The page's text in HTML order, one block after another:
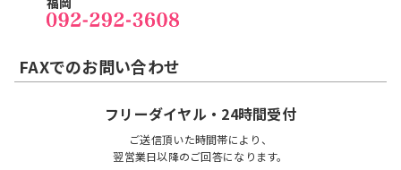
FAXでのお問い合わせ
フリーダイヤル・24時間受付
ご送信頂いた時間帯により、
翌営業日以降のご回答になります。